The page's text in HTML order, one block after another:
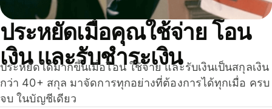
ประหยัดเมื่อคุณใช้จ่าย โอน
เงิน และรับชำระเงิน
ประหยัดได้มากขึ้นเมื่อโอน ใช้จ่าย และรับเงินเป็นสกุลเงิน
กว่า 40+ สกุล มาจัดการทุกอย่างที่ต้องการได้ทุกเมื่อ ครบ
จบ ในบัญชีเดียว